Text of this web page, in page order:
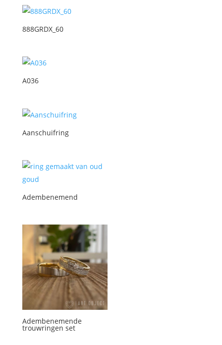
888GRDX_60
A036
Aanschuifring
Adembenemend
Adembenemende
trouwringen set